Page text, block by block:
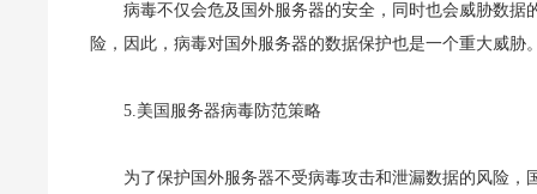
病毒不仅会危及国外服务器的安全，同时也会威胁数
险，因此，病毒对国外服务器的数据保护也是一个重大威胁
5.美国服务器病毒防范策略
为了保护国外服务器不受病毒攻击和泄漏数据的风险